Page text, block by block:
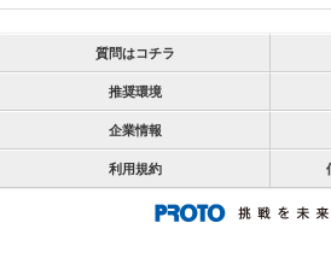
質問はコチラ
推奨環境
企業情報
利用規約